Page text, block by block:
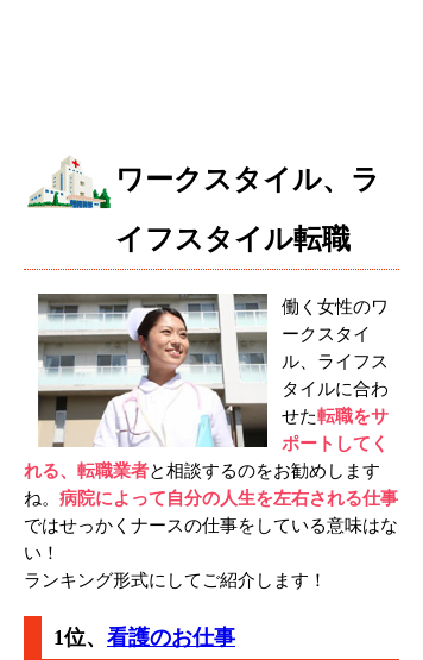
ワークスタイル、ラ
イフスタイル転職
働く女性のワ
ークスタイ
ル、ライフス
タイルに合わ
せた転職をサ
ポートしてく
れる、転職業者と相談するのをお勧めします
ね。 病院によって自分の人生を左右される仕事
ではせっかくナースの仕事をしている意味はな
い！
ランキング形式にしてご紹介します！
1位、 看護のお仕事